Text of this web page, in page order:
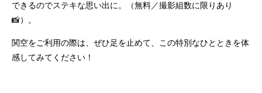
できるのでステキな思い出に。（無料／撮影組数に限りあり
📸）。
関空をご利用の際は、ぜひ足を止めて、この特別なひとときを体
感してみてください！